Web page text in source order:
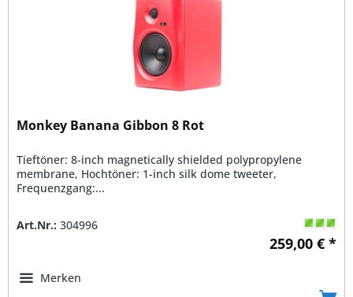
Monkey Banana Gibbon 8 Rot
Tieftöner: 8-inch magnetically shielded polypropylene
membrane, Hochtöner: 1-inch silk dome tweeter,
Frequenzgang:...
Art.Nr.: 304996
259,00 € *
Merken